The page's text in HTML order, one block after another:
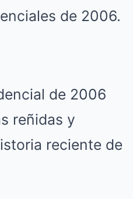
de 2006.
de 2006
reñidas y
reciente de